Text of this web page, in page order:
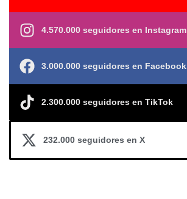
4.570.000 seguidores en Instagram
3.000.000 seguidores en Facebook
2.300.000 seguidores en TikTok
232.000 seguidores en X